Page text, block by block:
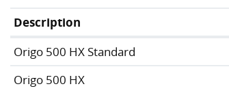
Description
Origo 500 HX Standard
Origo 500 HX